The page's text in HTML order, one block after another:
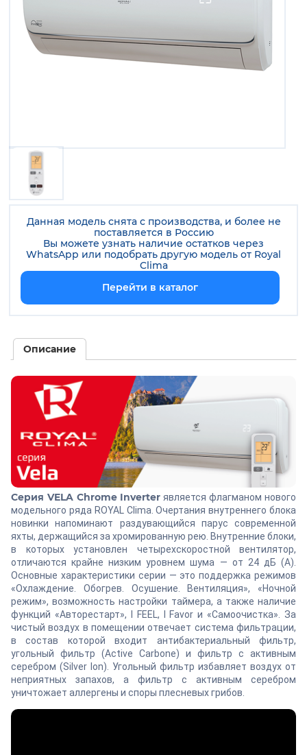
Данная модель снята с производства, и более не
поставляется в Россию
Вы можете узнать наличие остатков через
WhatsApp или подобрать другую модель от Royal
Clima
Перейти в каталог
Описание
Серия VELA Chrome Inverter является флагманом нового
модельного ряда ROYAL Clima. Очертания внутреннего блока
новинки напоминают раздувающийся парус современной
яхты, держащийся за хромированную рею. Внутренние блоки,
в которых установлен четырехскоростной вентилятор,
отличаются крайне низким уровнем шума — от 24 дБ (А).
Основные характеристики серии — это поддержка режимов
«Охлаждение. Обогрев. Осушение. Вентиляция», «Ночной
режим», возможность настройки таймера, а также наличие
функций «Авторестарт», I FEEL, I Favor и «Самоочистка». За
чистый воздух в помещении отвечает система фильтрации,
в состав которой входит антибактериальный фильтр,
угольный фильтр (Active Carbone) и фильтр с активным
серебром (Silver Ion). Угольный фильтр избавляет воздух от
неприятных запахов, а фильтр с активным серебром
уничтожает аллергены и споры плесневых грибов.